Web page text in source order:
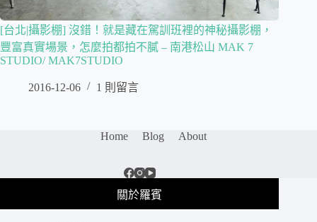
[台北|攝影棚] 沒錯！就是藏在駕訓班裡的神秘攝影棚，
豐富真實場景，怎麼拍都拍不膩 – 南港松山 MAK 7
STUDIO/ MAK7STUDIO
2016-12-06 1 則留言
Home Blog About
關於羅賓